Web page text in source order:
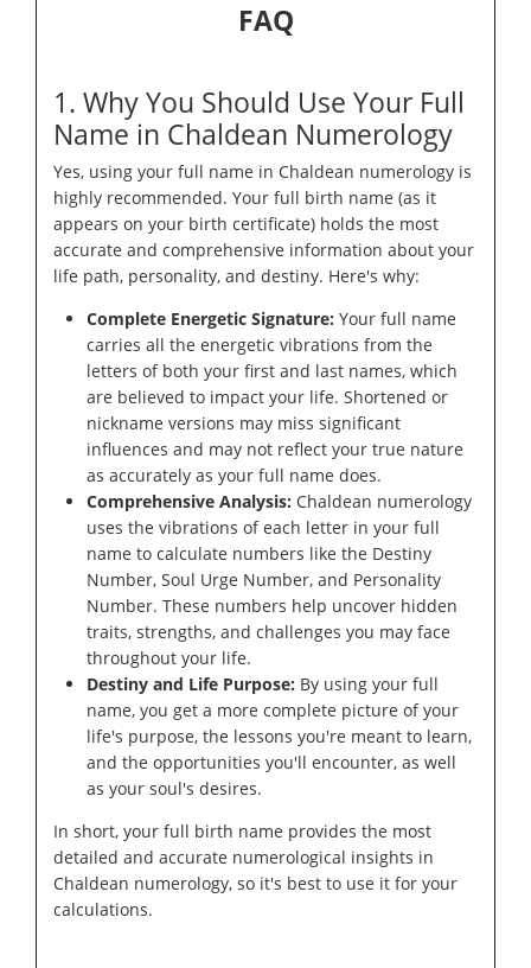
FAQ
1. Why You Should Use Your Full
Name in Chaldean Numerology
Yes, using your full name in Chaldean numerology is
highly recommended. Your full birth name (as it
appears on your birth certificate) holds the most
accurate and comprehensive information about your
life path, personality, and destiny. Here's why:
Complete Energetic Signature: Your full name
carries all the energetic vibrations from the
letters of both your first and last names, which
are believed to impact your life. Shortened or
nickname versions may miss significant
influences and may not reflect your true nature
as accurately as your full name does.
Comprehensive Analysis: Chaldean numerology
uses the vibrations of each letter in your full
name to calculate numbers like the Destiny
Number, Soul Urge Number, and Personality
Number. These numbers help uncover hidden
traits, strengths, and challenges you may face
throughout your life.
Destiny and Life Purpose: By using your full
name, you get a more complete picture of your
life's purpose, the lessons you're meant to learn,
and the opportunities you'll encounter, as well
as your soul's desires.
In short, your full birth name provides the most
detailed and accurate numerological insights in
Chaldean numerology, so it's best to use it for your
calculations.